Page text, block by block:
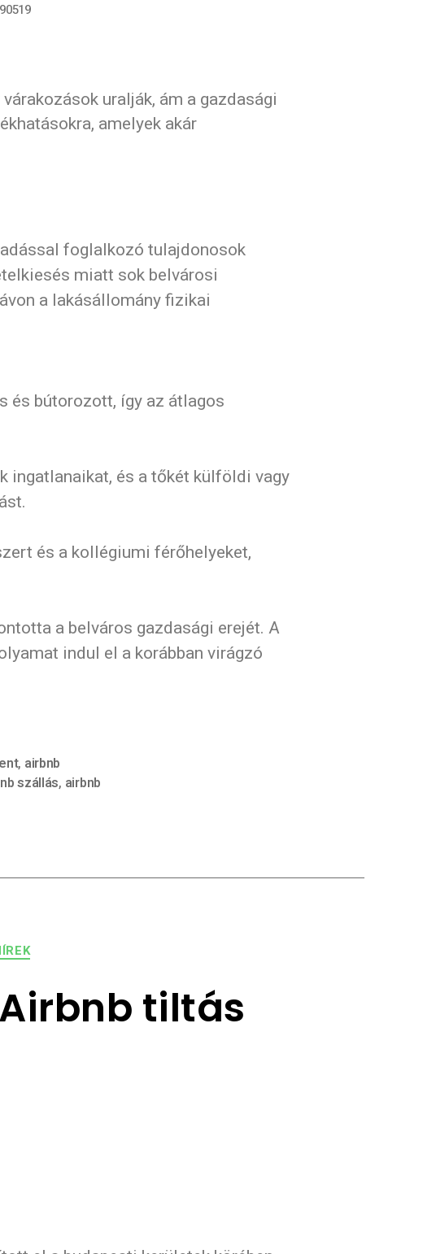
uralják, ám a gazdasági
amelyek akár
foglalkozó tulajdonosok
miatt sok belvárosi
a lakásállomány fizikai
és bútorozott, így az átlagos
ingatlanaikat, és a tőkét külföldi vagy
és a kollégiumi férőhelyeket,
a belváros gazdasági erejét. A
indul el a korábban virágzó
, airbnb
szállás, airbnb
tiltás